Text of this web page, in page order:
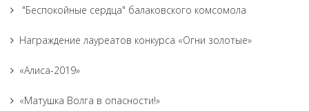
"Беспокойные сердца" балаковского комсомола
Награждение лауреатов конкурса «Огни золотые»
«Алиса-2019»
«Матушка Волга в опасности!»